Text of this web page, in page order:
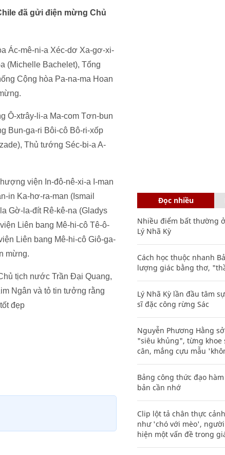
đã gửi điện mừng Chủ
Ác-mê-ni-a Xéc-dơ Xa-gơ-xi-
(Michelle Bachelet), Tổng
Cộng hòa Pa-na-ma Hoan
Ô-xtrây-li-a Ma-com Tơn-bun
Bun-ga-ri Bôi-cô Bô-ri-xốp
Thủ tướng Séc-bi-a A-
viện In-đô-nê-xi-a I-man
in Ka-hơ-ra-man (Ismail
Gờ-la-đít Rê-kê-na (Gladys
Liên bang Mê-hi-cô Tê-ô-
Liên bang Mê-hi-cô Giô-ga-
mừng.
tịch nước Trần Đại Quang,
Ngân và tỏ tin tưởng rằng
đẹp
Đọc nhiều
Nhiều điểm bất thường
Lý Nhã Kỳ
Cách học thuộc nhanh
lượng giác bằng thơ,
Lý Nhã Kỳ lần đầu tâm
sĩ đặc công rừng Sác
Nguyễn Phương Hằng
"siêu khủng", từng khoe
cân, mắng cựu mẫu
Bảng công thức đạo
bản cần nhớ
Clip lột tả chân thực
như 'chó với mèo',
hiện một vấn đề trong